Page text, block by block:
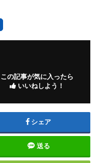
この記事が気に入ったら
いいねしよう！
シェア
送る